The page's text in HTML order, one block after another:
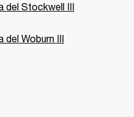
del Stockwell III
del Woburn III